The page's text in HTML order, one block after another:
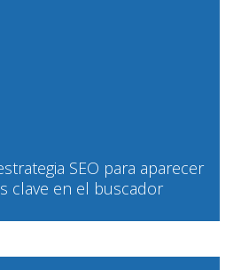
SEO para aparecer
clave en el buscador